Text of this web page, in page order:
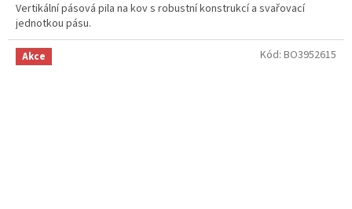
Vertikální pásová pila na kov s robustní konstrukcí a svařovací
jednotkou pásu.
Akce Kód: BO3952615